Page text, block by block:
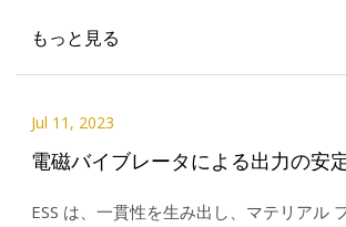
もっと見る
Jul 11, 2023
電磁バイブレータによる出力の安
ESS は、一貫性を生み出し、マテリアル